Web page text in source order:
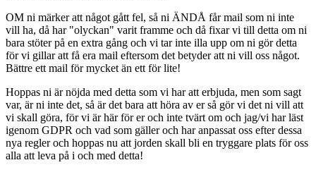
OM ni märker att något gått fel, så ni ÄNDÅ får mail som ni inte
vill ha, då har "olyckan" varit framme och då fixar vi till detta om ni
bara stöter på en extra gång och vi tar inte illa upp om ni gör detta
för vi gillar att få era mail eftersom det betyder att ni vill oss något.
Bättre ett mail för mycket än ett för lite!
Hoppas ni är nöjda med detta som vi har att erbjuda, men som sagt
var, är ni inte det, så är det bara att höra av er så gör vi det ni vill att
vi skall göra, för vi är här för er och inte tvärt om och jag/vi har läst
igenom GDPR och vad som gäller och har anpassat oss efter dessa
nya regler och hoppas nu att jorden skall bli en tryggare plats för oss
alla att leva på i och med detta!